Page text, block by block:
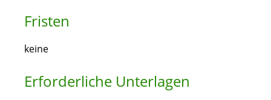
Fristen
keine
Erforderliche Unterlagen